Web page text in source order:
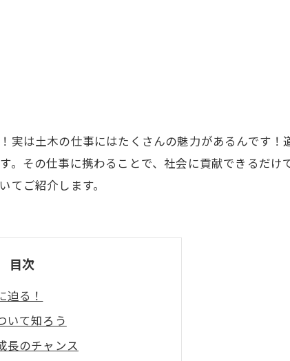
は土木の仕事にはたくさんの魅力があるんです！
その仕事に携わることで、社会に貢献できるだけ
ご紹介します。
目次
迫る！
いて知ろう
長のチャンス